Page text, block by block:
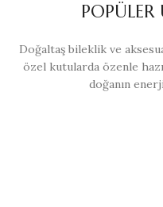
Doğaltaş bileklik ve
özel kutularda özenle
doğanın